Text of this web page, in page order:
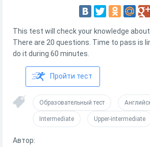
This test will check your knowledge
There are 20 questions. Time to pass is
do it during 60 minutes.
Пройти тест
Образовательный тест
Intermediate Upper-intermediate
Автор: